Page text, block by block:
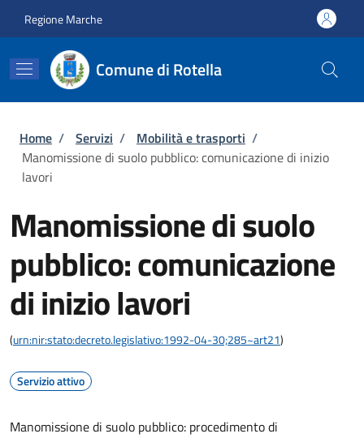
Regione Marche
Comune di Rotella
Briciole di pane
Home / Servizi / Mobilità e trasporti /
Manomissione di suolo pubblico: comunicazione di inizio
lavori
Manomissione di suolo
pubblico: comunicazione
di inizio lavori
(urn:nir:stato:decreto.legislativo:1992-04-30;285~art21)
Servizio attivo
Manomissione di suolo pubblico: procedimento di